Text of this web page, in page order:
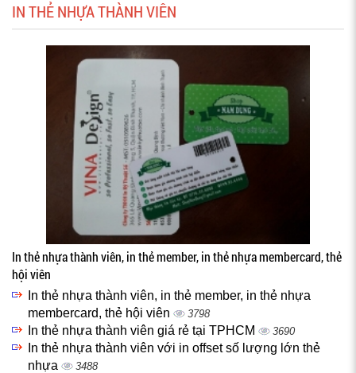
IN THẺ NHỰA THÀNH VIÊN
In thẻ nhựa thành viên, in thẻ member, in thẻ nhựa membercard, thẻ
hội viên
In thẻ nhựa thành viên, in thẻ member, in thẻ nhựa
membercard, thẻ hội viên
3798
In thẻ nhựa thành viên giá rẻ tại TPHCM 3690
In thẻ nhựa thành viên với in offset số lượng lớn thẻ
nhựa
3488